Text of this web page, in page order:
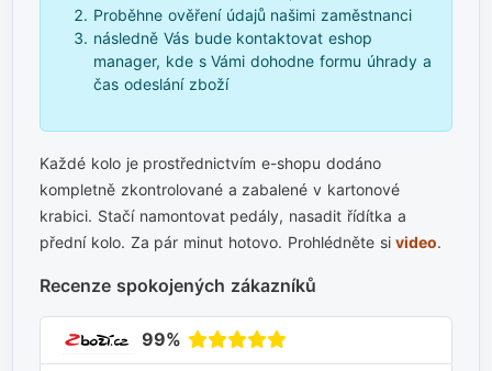
Proběhne ověření údajů našimi zaměstnanci
následně Vás bude kontaktovat eshop
manager, kde s Vámi dohodne formu úhrady a
čas odeslání zboží
Každé kolo je prostřednictvím e-shopu dodáno
kompletně zkontrolované a zabalené v kartonové
krabici. Stačí namontovat pedály, nasadit řídítka a
přední kolo. Za pár minut hotovo. Prohlédněte sivideo.
Recenze spokojených zákazníků
99%